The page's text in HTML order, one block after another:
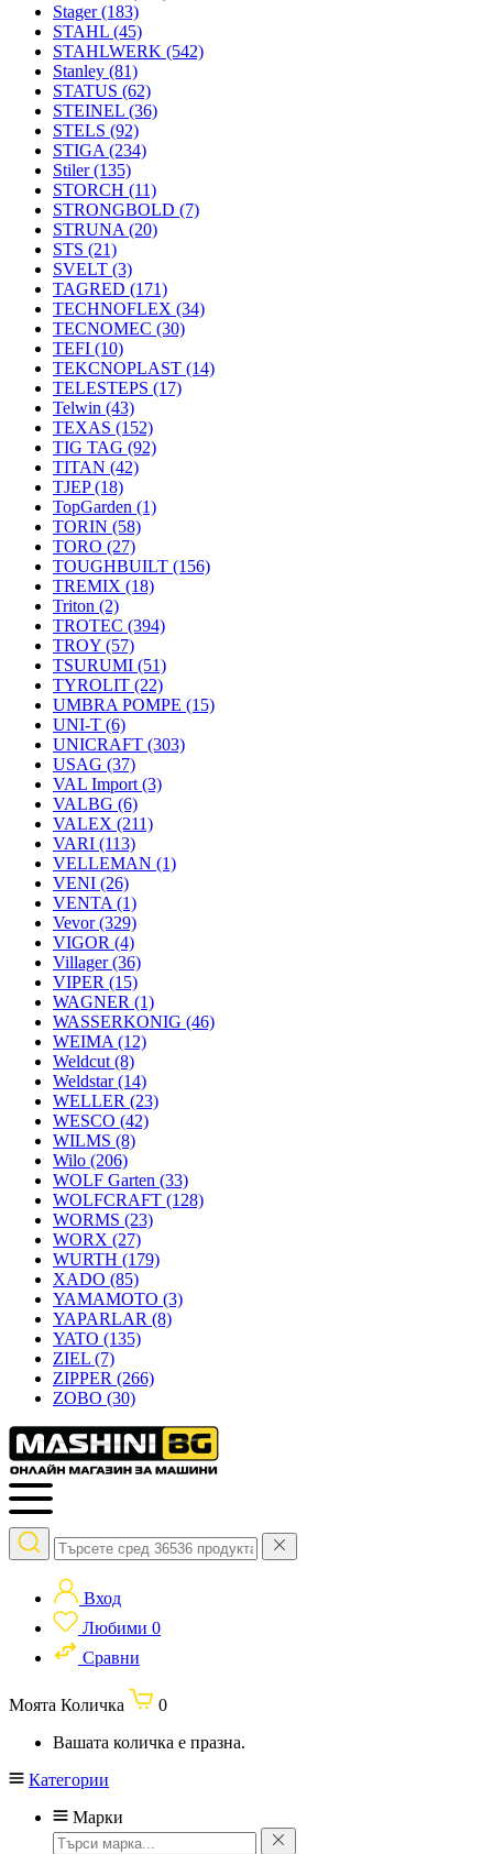
Stager(183)
STAHL (45)
STAHLWERK (542)
Stanley (81)
STATUS (62)
STEINEL (36)
STELS (92)
STIGA (234)
Stiler(135)
STORCH (11)
STRONGBOLD (7)
STRUNA (20)
STS (21)
SVELT (3)
TAGRED (171)
TECHNOFLEX (34)
TECNOMEC (30)
TEFI (10)
TEKCNOPLAST (14)
TELESTEPS (17)
Telwin (43)
TEXAS (152)
TIG TAG (92)
TITAN (42)
TJEP(18)
TopGarden (1)
TORIN (58)
TORO (27)
TOUGHBUILT (156)
TREMIX (18)
Triton (2)
TROTEC (394)
TROY (57)
TSURUMI (51)
TYROLIT (22)
UMBRA POMPE (15)
UNI-T (6)
UNICRAFT (303)
USAG (37)
VAL Import (3)
VALBG (6)
VALEX (211)
VARI (113)
VELLEMAN (1)
VENI (26)
VENTA (1)
Vevor(329)
VIGOR (4)
Villager(36)
VIPER (15)
WAGNER (1)
WASSERKONIG (46)
WEIMA (12)
Weldcut (8)
Weldstar(14)
WELLER (23)
WESCO (42)
WILMS (8)
Wilo (206)
WOLF Garten (33)
WOLFCRAFT (128)
WORMS (23)
WORX (27)
WURTH (179)
XADO (85)
YAMAMOTO (3)
YAPARLAR (8)
YATO (135)
ZIEL (7)
ZIPPER (266)
ZOBO (30)
Вход
Любими 0
Сравни
Моята Количка
0
Вашата количка е празна.
Категории
Марки